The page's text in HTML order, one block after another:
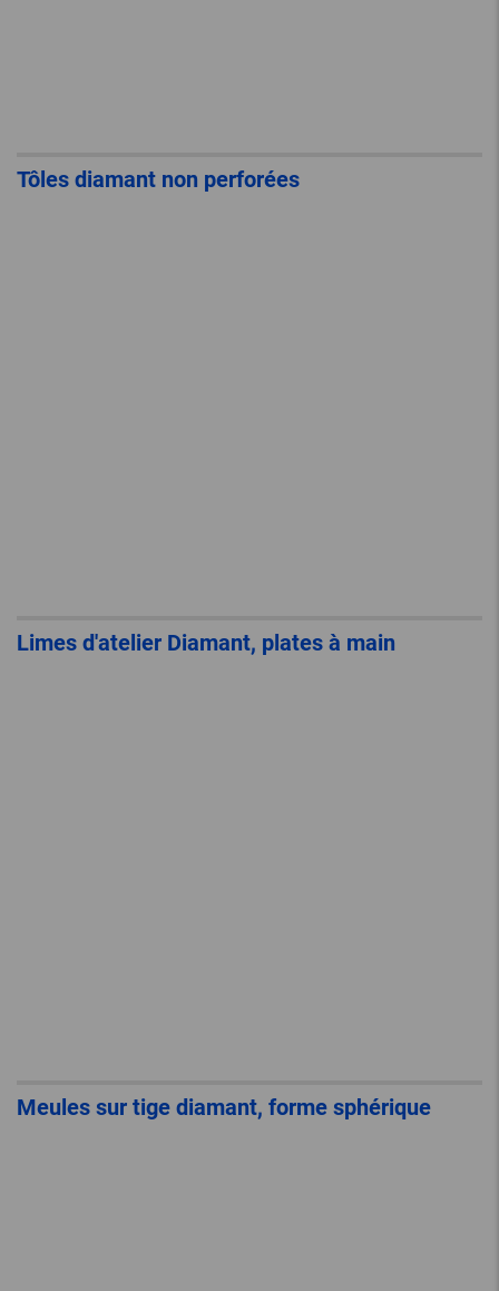
Tôles diamant non perforées
Limes d'atelier Diamant, plates à main
Meules sur tige diamant, forme sphérique